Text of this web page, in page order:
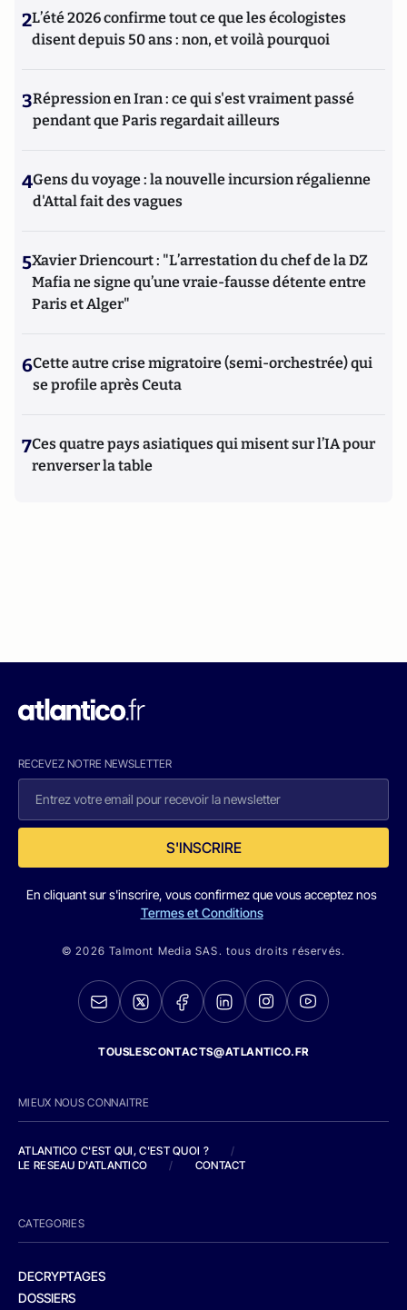
2L’été 2026 confirme tout ce que les écologistes
disent depuis 50 ans : non, et voilà pourquoi
3Répression en Iran : ce qui s'est vraiment passé
pendant que Paris regardait ailleurs
4Gens du voyage : la nouvelle incursion régalienne
d'Attal fait des vagues
5Xavier Driencourt : "L’arrestation du chef de la DZ
Mafia ne signe qu’une vraie-fausse détente entre
Paris et Alger"
6Cette autre crise migratoire (semi-orchestrée) qui
se profile après Ceuta
7Ces quatre pays asiatiques qui misent sur l’IA pour
renverser la table
RECEVEZ NOTRE NEWSLETTER
S'INSCRIRE
En cliquant sur s'inscrire, vous confirmez que vous acceptez nos
Termes et Conditions
© 2026 Talmont Media SAS. tous droits réservés.
TOUSLESCONTACTS@ATLANTICO.FR
MIEUX NOUS CONNAITRE
ATLANTICO C'EST QUI, C'EST QUOI ?
/
LE RESEAU D'ATLANTICO
/ CONTACT
CATEGORIES
DECRYPTAGES
DOSSIERS